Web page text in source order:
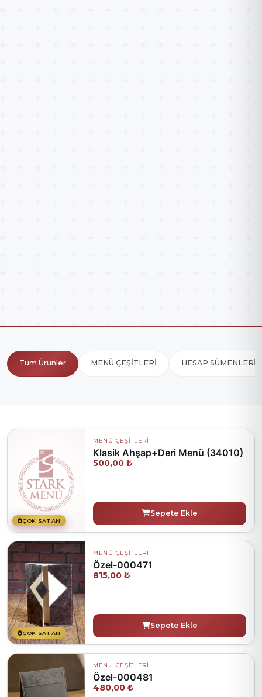
Tüm Ürünler MENÜ ÇEŞİTLERİ HESAP SÜMENLERİ
ÇOK SATAN
MENÜ ÇEŞİTLERİ
Klasik Ahşap+Deri Menü (34010)
500,00 ₺
Sepete Ekle
ÇOK SATAN
MENÜ ÇEŞİTLERİ
Özel-000471
815,00 ₺
Sepete Ekle
MENÜ ÇEŞİTLERİ
Özel-000481
480,00 ₺